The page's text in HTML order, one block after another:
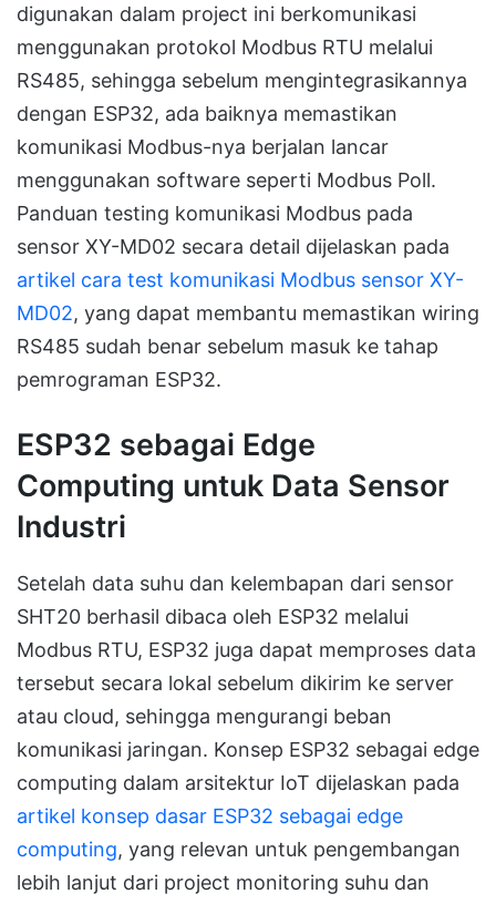
digunakan dalam project ini berkomunikasi
menggunakan protokol Modbus RTU melalui
RS485, sehingga sebelum mengintegrasikannya
dengan ESP32, ada baiknya memastikan
komunikasi Modbus-nya berjalan lancar
menggunakan software seperti Modbus Poll.
Panduan testing komunikasi Modbus pada
sensor XY-MD02 secara detail dijelaskan pada
artikel cara test komunikasi Modbus sensor XY-
MD02, yang dapat membantu memastikan wiring
RS485 sudah benar sebelum masuk ke tahap
pemrograman ESP32.
ESP32 sebagai Edge
Computing untuk Data Sensor
Industri
Setelah data suhu dan kelembapan dari sensor
SHT20 berhasil dibaca oleh ESP32 melalui
Modbus RTU, ESP32 juga dapat memproses data
tersebut secara lokal sebelum dikirim ke server
atau cloud, sehingga mengurangi beban
komunikasi jaringan. Konsep ESP32 sebagai edge
computing dalam arsitektur IoT dijelaskan pada
artikel konsep dasar ESP32 sebagai edge
computing, yang relevan untuk pengembangan
lebih lanjut dari project monitoring suhu dan